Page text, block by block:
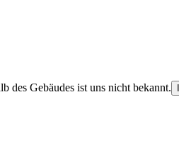
des Gebäudes ist uns nicht bekannt.